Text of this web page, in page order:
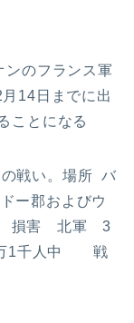
のフランス軍
14日までに出
ことになる
戦い。場所 バ
ー郡およびウ
損害 北軍 3
1千人中 戦